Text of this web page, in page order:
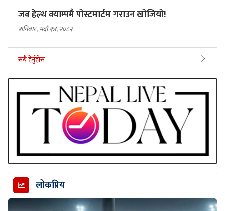
जब हेल्थ क्याम्पमै पोस्टमार्टम गराउन खोजियो!
शनिबार, भदौ १४, २०८२
सबै हेर्नुहोस
लोकप्रिय